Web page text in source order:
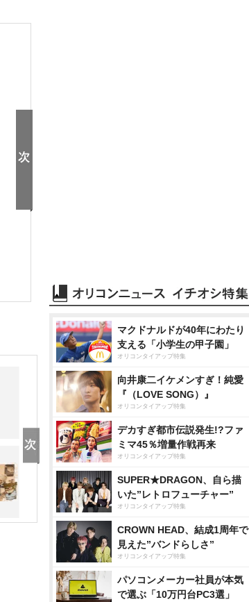
マクドナルドが40年にわたり
支える「小学生の甲子園」
オリコンタイアップ特集
向井康二イケメンすぎ！純愛
『（LOVE SONG）』
オリコンタイアップ特集
デカすぎ都市伝説発生!?ファ
ミマ45％増量作戦再来
オリコンタイアップ特集
SUPER★DRAGON、自ら描
いた”レトロフューチャー”
オリコンタイアップ特集
CROWN HEAD、結成1周年で
見えた”バンドらしさ”
オリコンタイアップ特集
パソコンメーカー社員が本気
で選ぶ「10万円台PC3選」